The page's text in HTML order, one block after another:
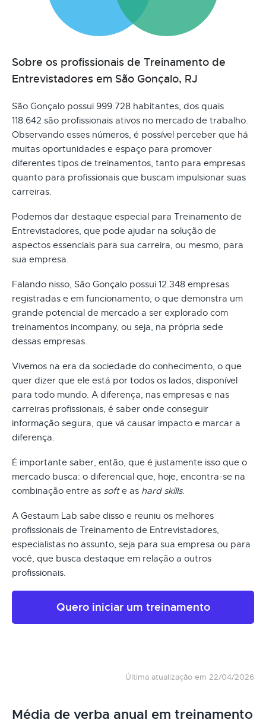
Sobre os profissionais de Treinamento de
Entrevistadores em São Gonçalo, RJ
São Gonçalo possui 999.728 habitantes, dos quais
118.642 são profissionais ativos no mercado de trabalho.
Observando esses números, é possível perceber que há
muitas oportunidades e espaço para promover
diferentes tipos de treinamentos, tanto para empresas
quanto para profissionais que buscam impulsionar suas
carreiras.
Podemos dar destaque especial para Treinamento de
Entrevistadores, que pode ajudar na solução de
aspectos essenciais para sua carreira, ou mesmo, para
sua empresa.
Falando nisso, São Gonçalo possui 12.348 empresas
registradas e em funcionamento, o que demonstra um
grande potencial de mercado a ser explorado com
treinamentos incompany, ou seja, na própria sede
dessas empresas.
Vivemos na era da sociedade do conhecimento, o que
quer dizer que ele está por todos os lados, disponível
para todo mundo. A diferença, nas empresas e nas
carreiras profissionais, é saber onde conseguir
informação segura, que vá causar impacto e marcar a
diferença.
É importante saber, então, que é justamente isso que o
mercado busca: o diferencial que, hoje, encontra-se na
combinação entre as softe as hard skills.
A Gestaum Lab sabe disso e reuniu os melhores
profissionais de Treinamento de Entrevistadores,
especialistas no assunto, seja para sua empresa ou para
você, que busca destaque em relação a outros
profissionais.
Quero iniciar um treinamento
Última atualização em 22/04/2026
Média de verba anual em treinamento